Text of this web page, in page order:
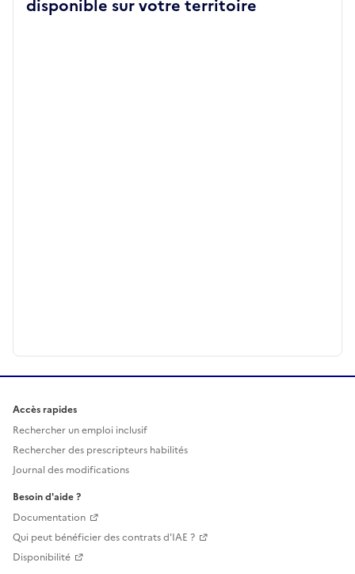
disponible sur votre territoire
Accès rapides
Rechercher un emploi inclusif
Rechercher des prescripteurs habilités
Journal des modifications
Besoin d'aide ?
Documentation
Qui peut bénéficier des contrats d'IAE ?
Disponibilité